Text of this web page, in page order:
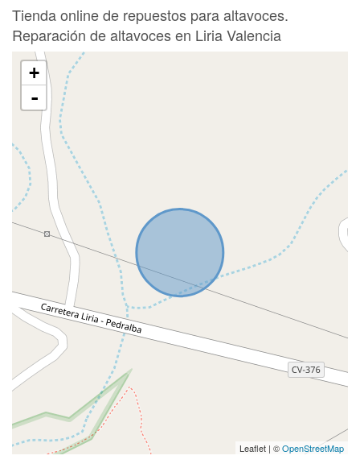
Tienda online de repuestos para altavoces.
Reparación de altavoces en Liria Valencia
+
-
Leaflet | ©OpenStreetMap